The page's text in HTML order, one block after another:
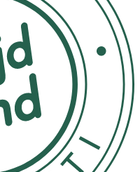
Betaine, Sodium
Chloride, Parfum
Sodium
Acid, Aloe
Acetate, Prunus
Oil, Chamomilla
Citrus Aurantium
Odorata Macrophylla
(Lavender) Oil, Citrus
Linalool, Limonene.